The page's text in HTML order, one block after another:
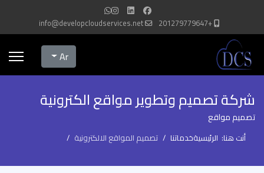
+201279779647
info@developcloudservices.net
Select your language
Ar
شركة تصميم وتطوير مواقع الكترونية
تصميم مواقع
أنت هنا: الرئيسيةخدماتنا تصميم المواقع الالكترونية